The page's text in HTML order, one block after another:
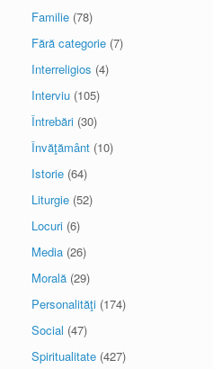
Familie (78)
Fără categorie (7)
Interreligios (4)
Interviu (105)
Întrebări (30)
Învăţământ (10)
Istorie (64)
Liturgie (52)
Locuri (6)
Media (26)
Morală (29)
Personalităţi (174)
Social (47)
Spiritualitate (427)